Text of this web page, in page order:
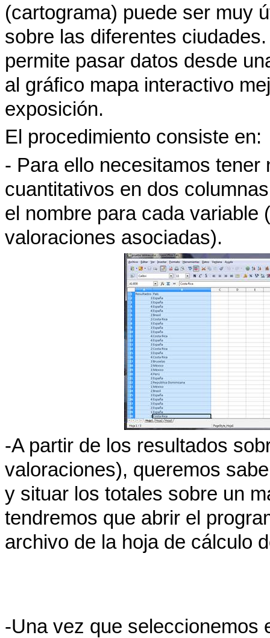
(cartograma) puede ser muy
sobre las diferentes
permite pasar datos desde
al gráfico mapa interactivo
exposición.
El procedimiento consiste en:
- Para ello necesitamos
cuantitativos en dos
el nombre para cada variable
valoraciones asociadas).
-A partir de los resultados
valoraciones), queremos
y situar los totales sobre un
tendremos que abrir el
archivo de la hoja de cálculo
-Una vez que seleccionemos